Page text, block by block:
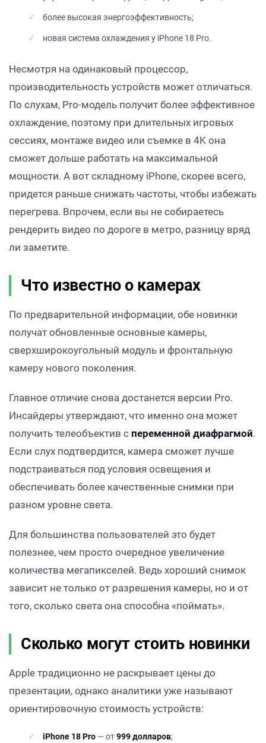
более высокая энергоэффективность;
новая система охлаждения у iPhone 18 Pro.
Несмотря на одинаковый процессор,
производительность устройств может отличаться.
По слухам, Pro-модель получит более эффективное
охлаждение, поэтому при длительных игровых
сессиях, монтаже видео или съемке в 4K она
сможет дольше работать на максимальной
мощности. А вот складному iPhone, скорее всего,
придется раньше снижать частоты, чтобы избежать
перегрева. Впрочем, если вы не собираетесь
рендерить видео по дороге в метро, разницу вряд
ли заметите.
Что известно о камерах
По предварительной информации, обе новинки
получат обновленные основные камеры,
сверхширокоугольный модуль и фронтальную
камеру нового поколения.
Главное отличие снова достанется версии Pro.
Инсайдеры утверждают, что именно она может
получить телеобъектив с переменной диафрагмой.
Если слух подтвердится, камера сможет лучше
подстраиваться под условия освещения и
обеспечивать более качественные снимки при
разном уровне света.
Для большинства пользователей это будет
полезнее, чем просто очередное увеличение
количества мегапикселей. Ведь хороший снимок
зависит не только от разрешения камеры, но и от
того, сколько света она способна «поймать».
Сколько могут стоить новинки
Apple традиционно не раскрывает цены до
презентации, однако аналитики уже называют
ориентировочную стоимость устройств:
iPhone 18 Pro— от999 долларов;